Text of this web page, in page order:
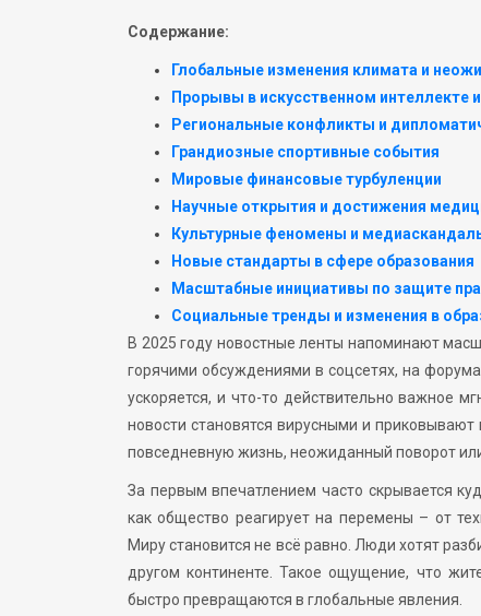
Содержание:
Глобальные изменения климата и
Прорывы в искусственном интеллекте
Региональные конфликты и
Грандиозные спортивные события
Мировые финансовые турбуленции
Научные открытия и достижения
Культурные феномены и
Новые стандарты в сфере образования
Масштабные инициативы по защите
Социальные тренды и изменения в
В 2025 году новостные ленты напоминают
горячими обсуждениями в соцсетях, на
ускоряется, и что-то действительно важное
новости становятся вирусными и
повседневную жизнь, неожиданный поворот
За первым впечатлением часто скрывается
как общество реагирует на перемены – от
Миру становится не всё равно. Люди хотят
другом континенте. Такое ощущение, что
быстро превращаются в глобальные явления.